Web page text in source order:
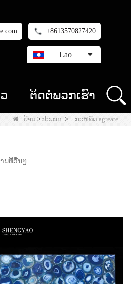
+8613570827420
Lao
ຕິດ​ຕໍ່​ພວກ​ເຮົາ
ບ້ານ > ປະເພດ > ກະຫລັດ agreate
ນທີ່ອື່ນໆ.